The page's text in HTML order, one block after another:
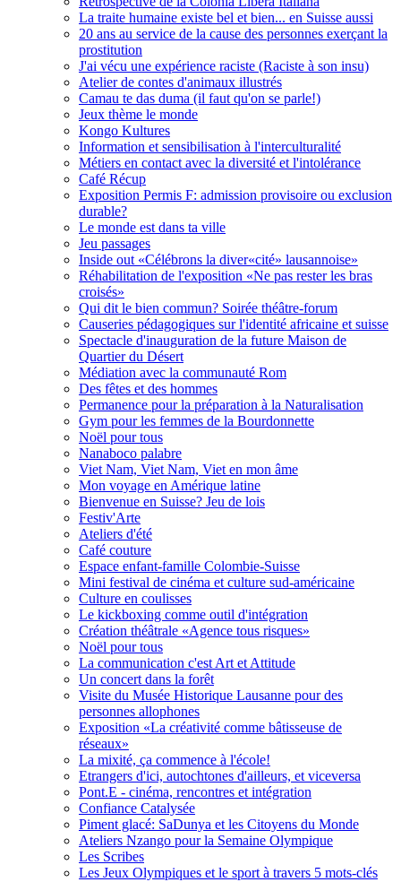
La traite humaine existe bel et bien... en Suisse aussi
20 ans au service de la cause des personnes exerçant la
prostitution
J'ai vécu une expérience raciste (Raciste à son insu)
Atelier de contes d'animaux illustrés
Camau te das duma (il faut qu'on se parle!)
Jeux thème le monde
Kongo Kultures
Information et sensibilisation à l'interculturalité
Métiers en contact avec la diversité et l'intolérance
Café Récup
Exposition Permis F: admission provisoire ou exclusion
durable?
Le monde est dans ta ville
Jeu passages
Inside out «Célébrons la diver«cité» lausannoise»
Réhabilitation de l'exposition «Ne pas rester les bras
croisés»
Qui dit le bien commun? Soirée théâtre-forum
Causeries pédagogiques sur l'identité africaine et suisse
Spectacle d'inauguration de la future Maison de
Quartier du Désert
Médiation avec la communauté Rom
Des fêtes et des hommes
Permanence pour la préparation à la Naturalisation
Gym pour les femmes de la Bourdonnette
Noël pour tous
Nanaboco palabre
Viet Nam, Viet Nam, Viet en mon âme
Mon voyage en Amérique latine
Bienvenue en Suisse? Jeu de lois
Festiv'Arte
Ateliers d'été
Café couture
Espace enfant-famille Colombie-Suisse
Mini festival de cinéma et culture sud-américaine
Culture en coulisses
Le kickboxing comme outil d'intégration
Création théâtrale «Agence tous risques»
Noël pour tous
La communication c'est Art et Attitude
Un concert dans la forêt
Visite du Musée Historique Lausanne pour des
personnes allophones
Exposition «La créativité comme bâtisseuse de
réseaux»
La mixité, ça commence à l'école!
Etrangers d'ici, autochtones d'ailleurs, et viceversa
Pont.E - cinéma, rencontres et intégration
Confiance Catalysée
Piment glacé: SaDunya et les Citoyens du Monde
Ateliers Nzango pour la Semaine Olympique
Les Scribes
Les Jeux Olympiques et le sport à travers 5 mots-clés